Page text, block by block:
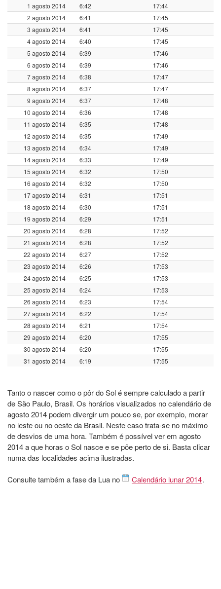
1 agosto 2014 6:42
17:44
2 agosto 2014
6:41
17:45
3 agosto 2014
6:41
17:45
4 agosto 2014
6:40
17:45
5 agosto 2014
6:39
17:46
6 agosto 2014
6:39
17:46
7 agosto 2014
6:38
17:47
8 agosto 2014
6:37
17:47
9 agosto 2014
6:37
17:48
10 agosto 2014
6:36
17:48
11 agosto 2014
6:35
17:48
12 agosto 2014
6:35
17:49
13 agosto 2014
6:34
17:49
14 agosto 2014
6:33
17:49
15 agosto 2014
6:32
17:50
16 agosto 2014
6:32
17:50
17 agosto 2014
6:31
17:51
18 agosto 2014
6:30
17:51
19 agosto 2014
6:29
17:51
20 agosto 2014
6:28
17:52
21 agosto 2014
6:28
17:52
22 agosto 2014
6:27
17:52
23 agosto 2014
6:26
17:53
24 agosto 2014
6:25
17:53
25 agosto 2014
6:24
17:53
26 agosto 2014
6:23
17:54
27 agosto 2014
6:22
17:54
28 agosto 2014
6:21
17:54
29 agosto 2014
6:20
17:55
30 agosto 2014
6:20
17:55
31 agosto 2014
6:19 17:55
Tanto o nascer como o pôr do Sol é sempre calculado a partir
de São Paulo, Brasil. Os horários visualizados no calendário de
agosto 2014 podem divergir um pouco se, por exemplo, morar
no leste ou no oeste da Brasil. Neste caso trata-se no máximo
de desvios de uma hora. Também é possível ver em agosto
2014 a que horas o Sol nasce e se põe perto de si. Basta clicar
numa das localidades acima ilustradas.
Consulte também a fase da Lua no Calendário lunar 2014.